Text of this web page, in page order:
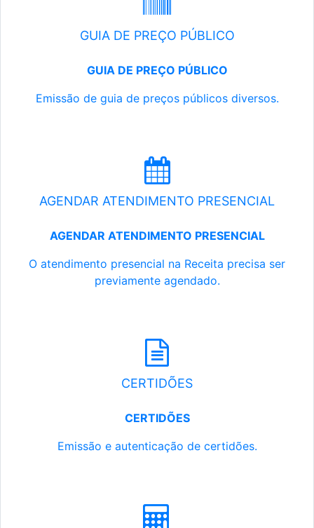
GUIA DE PREÇO PÚBLICO
GUIA DE PREÇO PÚBLICO
Emissão de guia de preços públicos diversos.
AGENDAR ATENDIMENTO PRESENCIAL
AGENDAR ATENDIMENTO PRESENCIAL
O atendimento presencial na Receita precisa ser
previamente agendado.
CERTIDÕES
CERTIDÕES
Emissão e autenticação de certidões.